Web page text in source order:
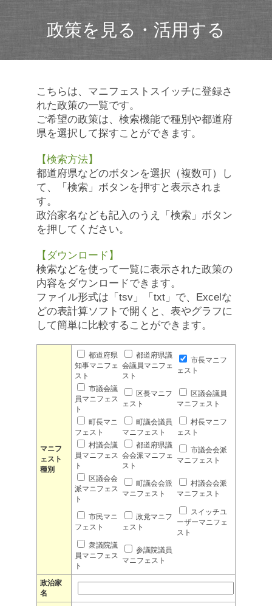
政策を見る・活用する
こちらは、マニフェストスイッチに登録さ
れた政策の一覧です。
ご希望の政策は、検索機能で種別や都道府
県を選択して探すことができます。
【検索方法】
都道府県などのボタンを選択（複数可）し
て、「検索」ボタンを押すと表示されま
す。
政治家名なども記入のうえ「検索」ボタン
を押してください。
【ダウンロード】
検索などを使って一覧に表示された政策の
内容をダウンロードできます。
ファイル形式は「tsv」「txt」で、Excelな
どの表計算ソフトで開くと、表やグラフに
して簡単に比較することができます。
マニフ
ェスト
種別
都道府県
知事マニフェ
スト
都道府県議
会議員マニフェ
スト
市長マニフ
ェスト
市議会議
員マニフェス
ト
区長マニフ
ェスト
区議会議員
マニフェスト
町長マニ
フェスト
町議会議員
マニフェスト
村長マニフ
ェスト
村議会議
員マニフェス
ト
都道府県議
会会派マニフェ
スト
市議会会派
マニフェスト
区議会会
派マニフェス
ト
町議会会派
マニフェスト
村議会会派
マニフェスト
市民マニ
フェスト
政党マニフ
ェスト
スイッチユ
ーザーマニフェ
スト
衆議院議
員マニフェス
ト
参議院議員
マニフェスト
政治家
名